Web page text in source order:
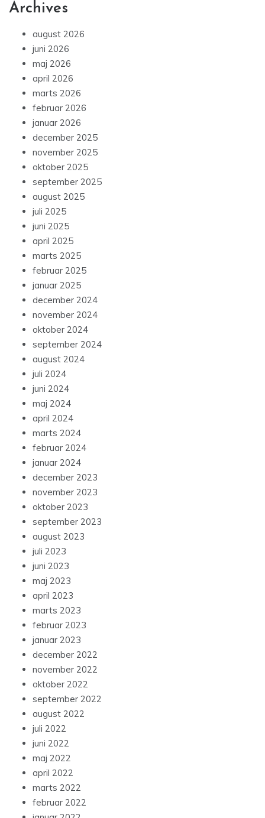
Archives
august 2026
juni 2026
maj 2026
april 2026
marts 2026
februar 2026
januar 2026
december 2025
november 2025
oktober 2025
september 2025
august 2025
juli 2025
juni 2025
april 2025
marts 2025
februar 2025
januar 2025
december 2024
november 2024
oktober 2024
september 2024
august 2024
juli 2024
juni 2024
maj 2024
april 2024
marts 2024
februar 2024
januar 2024
december 2023
november 2023
oktober 2023
september 2023
august 2023
juli 2023
juni 2023
maj 2023
april 2023
marts 2023
februar 2023
januar 2023
december 2022
november 2022
oktober 2022
september 2022
august 2022
juli 2022
juni 2022
maj 2022
april 2022
marts 2022
februar 2022